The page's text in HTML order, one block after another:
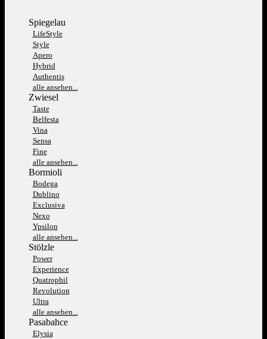
Spiegelau
LifeStyle
Style
Apero
Hybrid
Authentis
alle ansehen...
Zwiesel
Taste
Belfesta
Vina
Sensa
Fine
alle ansehen...
Bormioli
Bodega
Dublino
Exclusiva
Nexo
Ypsilon
alle ansehen...
Stölzle
Power
Experience
Quatrophil
Revolution
Ultra
alle ansehen...
Pasabahce
Elysia